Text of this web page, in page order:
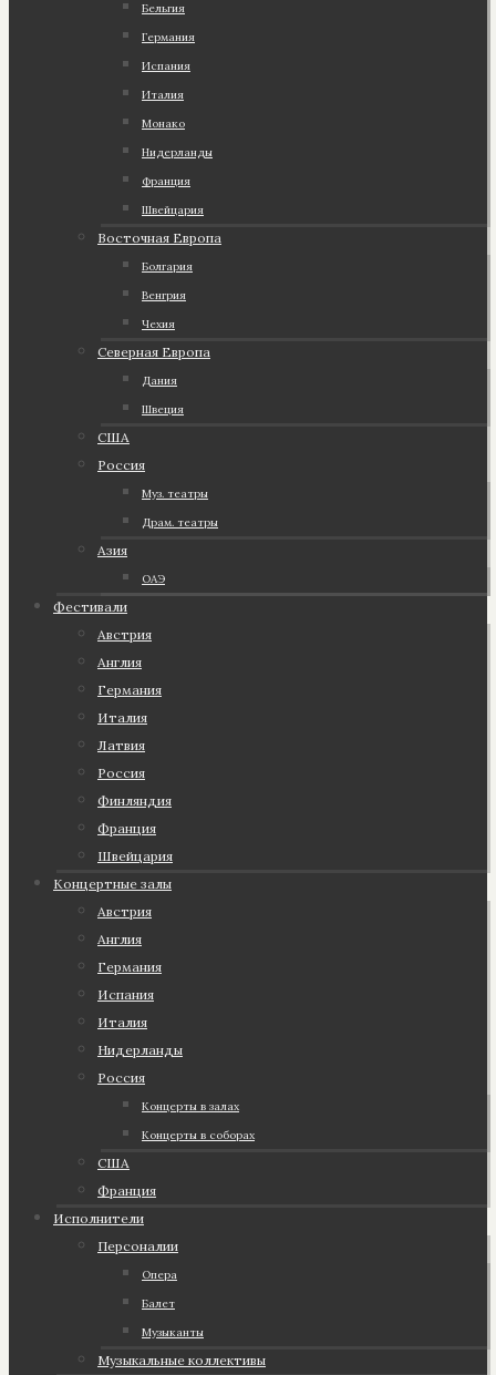
Бельгия
Германия
Испания
Италия
Монако
Нидерланды
Франция
Швейцария
Восточная Европа
Болгария
Венгрия
Чехия
Северная Европа
Дания
Швеция
США
Россия
Муз. театры
Драм. театры
Азия
ОАЭ
Фестивали
Австрия
Англия
Германия
Италия
Латвия
Россия
Финляндия
Франция
Швейцария
Концертные залы
Австрия
Англия
Германия
Испания
Италия
Нидерланды
Россия
Концерты в залах
Концерты в соборах
США
Франция
Исполнители
Персоналии
Опера
Балет
Музыканты
Музыкальные коллективы